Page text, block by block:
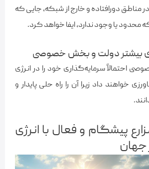
مناطق دورافتاده و خارج از شبکه، جایی که
یا وجود ندارد، ایفا خواهد کرد.
احتمالاً سرمایه‌گذاری خود را در انرژی
خواهند داد زیرا آن را راه حلی پایدار و
پیشگام و فعال با انرژی